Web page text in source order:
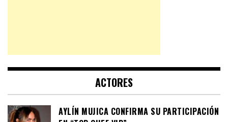
ACTORES
AYLÍN MUJICA CONFIRMA SU PARTICIPACIÓN